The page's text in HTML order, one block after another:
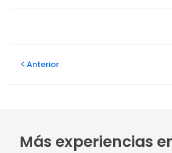
Anterior
Más experiencias